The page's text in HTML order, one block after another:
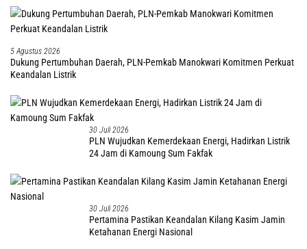
5 Agustus 2026
Dukung Pertumbuhan Daerah, PLN-Pemkab Manokwari Komitmen Perkuat
Keandalan Listrik
30 Juli 2026
PLN Wujudkan Kemerdekaan Energi, Hadirkan Listrik
24 Jam di Kamoung Sum Fakfak
30 Juli 2026
Pertamina Pastikan Keandalan Kilang Kasim Jamin
Ketahanan Energi Nasional